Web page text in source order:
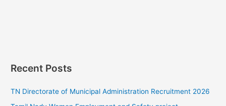
Recent Posts
TN Directorate of Municipal Administration Recruitment 2026